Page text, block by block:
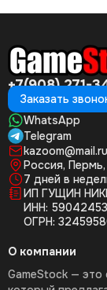
+7(908) 271-
Заказать
WhatsApp
Telegram
kazoom@mail.ru
Россия, Пермь,
7 дней в
ИП ГУЩИН
ИНН:
ОГРН:
О компании
GameStock — это